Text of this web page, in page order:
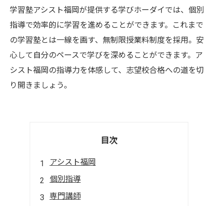
学習塾アシスト福岡が提供する学びホーダイでは、個別
指導で効率的に学習を進めることができます。これまで
の学習塾とは一線を画す、無制限授業料制度を採用。安
心して自分のペースで学びを深めることができます。ア
シスト福岡の指導力を体感して、志望校合格への道を切
り開きましょう。
目次
アシスト福岡
個別指導
専門講師